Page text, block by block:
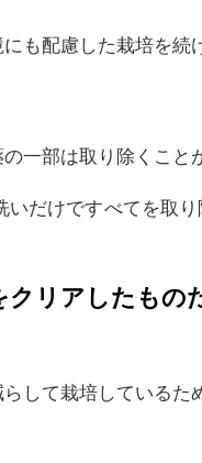
も配慮した栽培を続
一部は取り除くこと
だけですべてを取
クリアしたもの
して栽培しているた